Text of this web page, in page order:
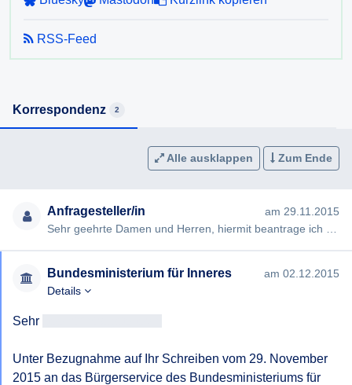
RSS-Feed
Korrespondenz 2
Alle ausklappen Zum Ende
Anfragesteller/in
am 29.11.2015
Bundesministerium für Inneres
am 02.12.2015
Details
Sehr
Unter Bezugnahme auf Ihr Schreiben vom 29. November
2015 an das Bürgerservice des Bundesministeriums für